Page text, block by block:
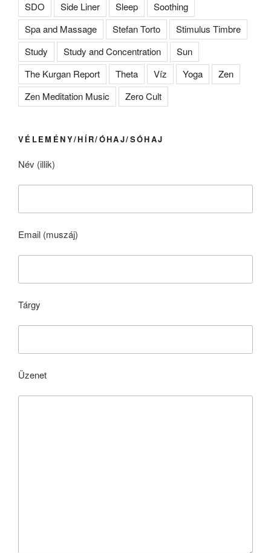
SDO Side Liner Sleep
Soothing
Spa and Massage
Stefan Torto
Stimulus Timbre
Study
Study and Concentration
Sun
The Kurgan Report
Theta Víz Yoga
Zen
Zen Meditation Music
Zero Cult
VÉLEMÉNY/HÍR/ÓHAJ/SÓHAJ
Név (illik)
Email (muszáj)
Tárgy
Üzenet